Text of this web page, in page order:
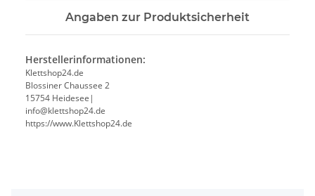
Angaben zur Produktsicherheit
Herstellerinformationen:
Klettshop24.de
Blossiner Chaussee 2
15754 Heidesee|
info@klettshop24.de
https://www.Klettshop24.de